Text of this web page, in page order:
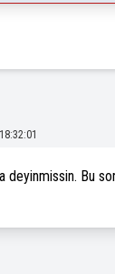
deyinmissin. Bu